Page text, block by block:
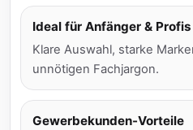
Ideal für Anfänger & Profis
Klare Auswahl, starke
unnötigen Fachjargon.
Gewerbekunden-Vorteile